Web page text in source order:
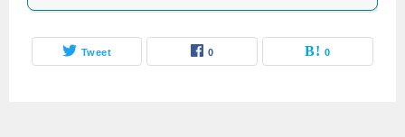
Tweet 0 0